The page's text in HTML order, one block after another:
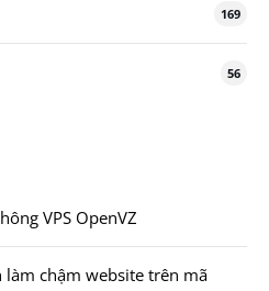
169
56
VPS OpenVZ
chậm website trên mã